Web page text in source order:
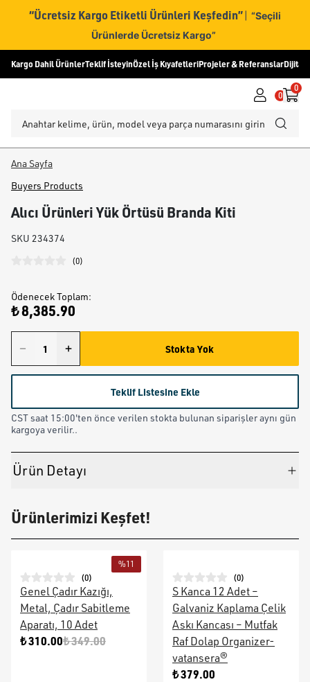
“Ücretsiz Kargo Etiketli Ürünleri Keşfedin” | “Seçili
Ürünlerde Ücretsiz Kargo”
Kargo Dahil ÜrünlerTeklif İsteyinÖzel İş KıyafetleriProjeler & ReferanslarDijital
0
0
Ana Sayfa
Buyers Products
Alıcı Ürünleri Yük Örtüsü Branda Kiti
SKU 234374
(0)
Ödenecek Toplam:
₺ 8,385.90
Stokta Yok
Teklif Listesine Ekle
CST saat 15:00'ten önce verilen stokta bulunan siparişler aynı gün
kargoya verilir..
Ürün Detayı
Ürünlerimizi Keşfet!
%11
(0)
Genel Çadır Kazığı,
Metal, Çadır Sabitleme
Aparatı, 10 Adet
₺ 310.00₺ 349.00
(0)
S Kanca 12 Adet –
Galvaniz Kaplama Çelik
Askı Kancası – Mutfak
Raf Dolap Organizer-
vatansera®
₺ 379.00